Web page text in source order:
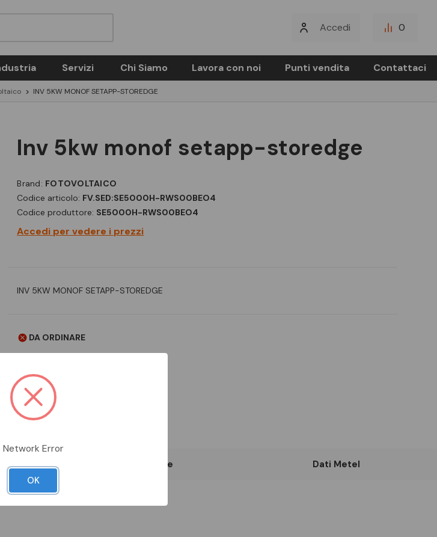
Accedi 0
Servizi Chi Siamo Lavora con noi Punti vendita Contattaci
INV 5KW MONOF SETAPP-STOREDGE
inv 5kw monof setapp-storedge
Brand: FOTOVOLTAICO
Codice articolo: FV.SED:SE5000H-RWS00BEO4
Codice produttore: SE5000H-RWS00BEO4
Accedi per vedere i prezzi
INV 5KW MONOF SETAPP-STOREDGE
DA ORDINARE
Aggiungi alla comparazione
Documentazione Dati Metel
Network Error
OK